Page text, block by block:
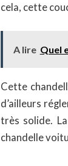
cela, cette
A lire Quel
Cette
d’ailleurs
très solide.
chandelle